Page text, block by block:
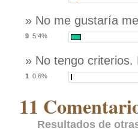
» No me gustaría
9 5.4%
» No tengo criterios.
1 0.6%
11
Resultados de